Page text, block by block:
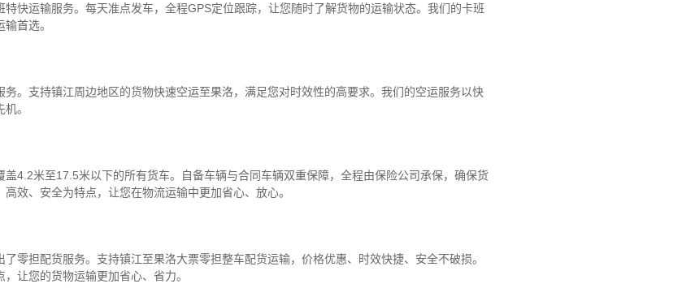
快运输服务。每天准点发车，全程GPS定位跟踪，让您随时了解货物的运输状态。我们的卡班
首选。
。支持镇江周边地区的货物快速空运至果洛，满足您对时效性的高要求。我们的空运服务以快
。
4.2米至17.5米以下的所有货车。自备车辆与合同车辆双重保障，全程由保险公司承保，确保货
效、安全为特点，让您在物流运输中更加省心、放心。
零担配货服务。支持镇江至果洛大票零担整车配货运输，价格优惠、时效快捷、安全不破损。
让您的货物运输更加省心、省力。